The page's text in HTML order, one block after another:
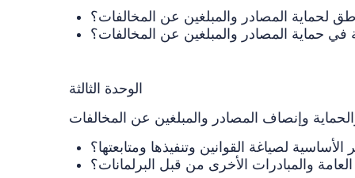
لحماية المصادر والمبلغين عن المخالفات؟
لصياغة القوانين وتنفيذها ومتابعتها؟